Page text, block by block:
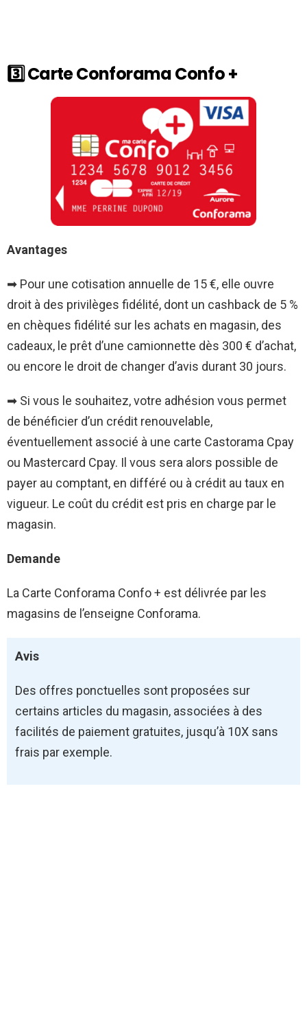
3️⃣ Carte Conforama Confo +
Avantages
➡ Pour une cotisation annuelle de 15 €, elle ouvre
droit à des privilèges fidélité, dont un cashback de 5 %
en chèques fidélité sur les achats en magasin, des
cadeaux, le prêt d’une camionnette dès 300 € d’achat,
ou encore le droit de changer d’avis durant 30 jours.
➡ Si vous le souhaitez, votre adhésion vous permet
de bénéficier d’un crédit renouvelable,
éventuellement associé à une carte Castorama Cpay
ou Mastercard Cpay. Il vous sera alors possible de
payer au comptant, en différé ou à crédit au taux en
vigueur. Le coût du crédit est pris en charge par le
magasin.
Demande
La Carte Conforama Confo + est délivrée par les
magasins de l’enseigne Conforama.
Avis
Des offres ponctuelles sont proposées sur
certains articles du magasin, associées à des
facilités de paiement gratuites, jusqu’à 10X sans
frais par exemple.